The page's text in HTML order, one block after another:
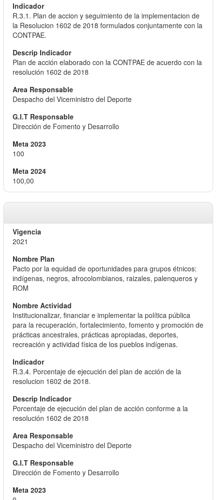
R.3.1. Plan de accion y seguimiento de la implementacion de
la Resolucion 1602 de 2018 formulados conjuntamente con la
CONTPAE.
Plan de acción elaborado con la CONTPAE de acuerdo con la
resolución 1602 de 2018
Despacho del Viceministro del Deporte
Dirección de Fomento y Desarrollo
100
100,00
2021
Pacto por la equidad de oportunidades para grupos étnicos:
indígenas, negros, afrocolombianos, raizales, palenqueros y
ROM
Institucionalizar, financiar e implementar la política pública
para la recuperación, fortalecimiento, fomento y promoción de
prácticas ancestrales, prácticas apropiadas, deportes,
recreación y actividad física de los pueblos indígenas.
R.3.4. Porcentaje de ejecución del plan de acción de la
resolucion 1602 de 2018.
Porcentaje de ejecución del plan de acción conforme a la
resolución 1602 de 2018
Despacho del Viceministro del Deporte
Dirección de Fomento y Desarrollo